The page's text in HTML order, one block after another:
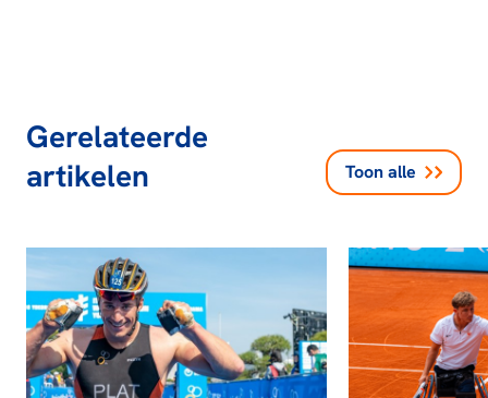
Gerelateerde
artikelen
Toon alle